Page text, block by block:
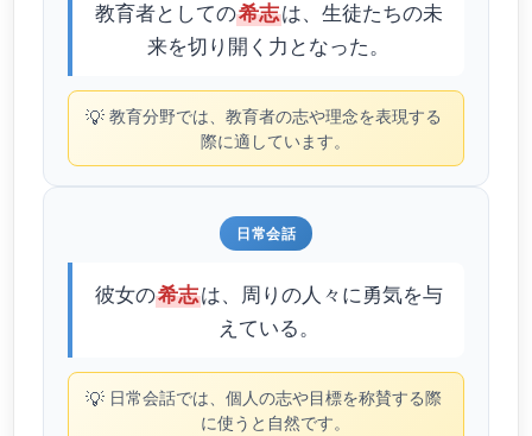
教育者としての希志は、生徒たちの未
来を切り開く力となった。
💡 教育分野では、教育者の志や理念を表現する
際に適しています。
日常会話
彼女の希志は、周りの人々に勇気を与
えている。
💡 日常会話では、個人の志や目標を称賛する際
に使うと自然です。